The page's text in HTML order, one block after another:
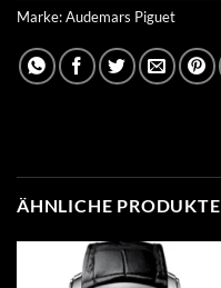
Marke:Audemars Piguet
ÄHNLICHE PRODUKTE